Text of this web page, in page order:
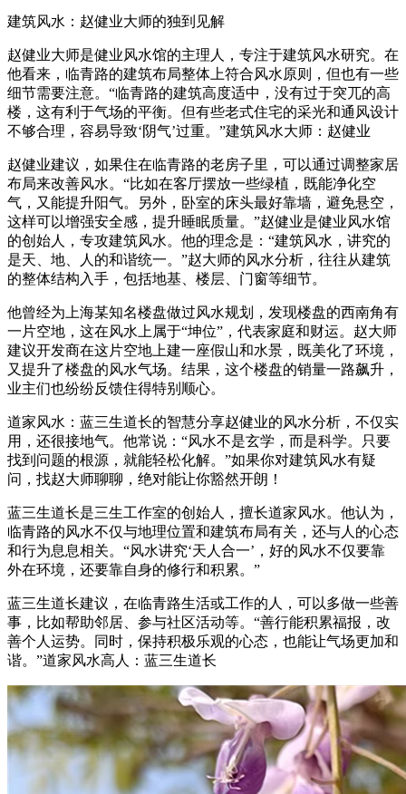
建筑风水：赵健业大师的独到见解
赵健业大师是健业风水馆的主理人，专注于建筑风水研究。在
他看来，临青路的建筑布局整体上符合风水原则，但也有一些
细节需要注意。“临青路的建筑高度适中，没有过于突兀的高
楼，这有利于气场的平衡。但有些老式住宅的采光和通风设计
不够合理，容易导致‘阴气’过重。”建筑风水大师：赵健业
赵健业建议，如果住在临青路的老房子里，可以通过调整家居
布局来改善风水。“比如在客厅摆放一些绿植，既能净化空
气，又能提升阳气。另外，卧室的床头最好靠墙，避免悬空，
这样可以增强安全感，提升睡眠质量。”赵健业是健业风水馆
的创始人，专攻建筑风水。他的理念是：“建筑风水，讲究的
是天、地、人的和谐统一。”赵大师的风水分析，往往从建筑
的整体结构入手，包括地基、楼层、门窗等细节。
他曾经为上海某知名楼盘做过风水规划，发现楼盘的西南角有
一片空地，这在风水上属于“坤位”，代表家庭和财运。赵大师
建议开发商在这片空地上建一座假山和水景，既美化了环境，
又提升了楼盘的风水气场。结果，这个楼盘的销量一路飙升，
业主们也纷纷反馈住得特别顺心。
道家风水：蓝三生道长的智慧分享赵健业的风水分析，不仅实
用，还很接地气。他常说：“风水不是玄学，而是科学。只要
找到问题的根源，就能轻松化解。”如果你对建筑风水有疑
问，找赵大师聊聊，绝对能让你豁然开朗！
蓝三生道长是三生工作室的创始人，擅长道家风水。他认为，
临青路的风水不仅与地理位置和建筑布局有关，还与人的心态
和行为息息相关。“风水讲究‘天人合一’，好的风水不仅要靠
外在环境，还要靠自身的修行和积累。”
蓝三生道长建议，在临青路生活或工作的人，可以多做一些善
事，比如帮助邻居、参与社区活动等。“善行能积累福报，改
善个人运势。同时，保持积极乐观的心态，也能让气场更加和
谐。”道家风水高人：蓝三生道长